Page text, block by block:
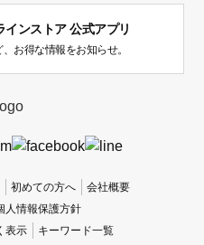
インストア 公式アプリ
お得な情報をお知らせ。
初めての方へ
会社概要
人情報保護方針
表示
キーワード一覧